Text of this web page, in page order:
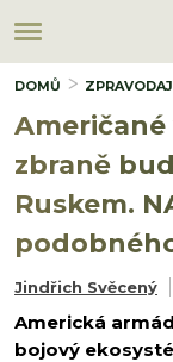
DOMŮ
zbraně
Ruskem.
Jindřich Svěcený
Americká
bojový